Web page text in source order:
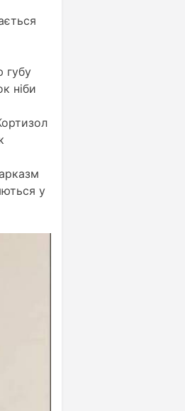
губу
ніби
у